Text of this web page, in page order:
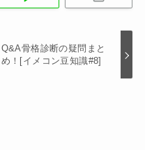
Q&A骨格診断の疑問まと
め！[イメコン豆知識#8]